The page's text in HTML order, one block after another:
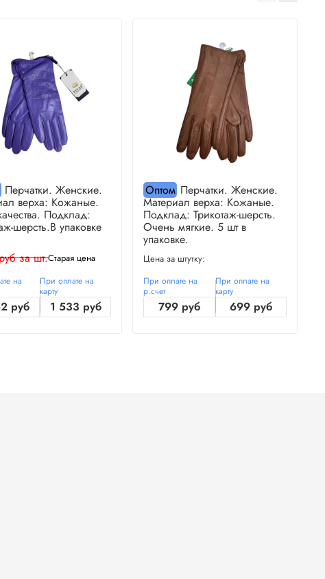
Перчатки. Женские.
верха: Кожаные.
Подклад:
шерсть.В упаковке
за шт.Старая цена
на
руб
При оплате на
карту
1 533 руб
ОптомПерчатки. Женские.
Материал верха: Кожаные.
Подклад: Трикотаж-шерсть.
Очень мягкие. 5 шт в
упаковке.
Цена за штутку:
При оплате на
р.счет
799 руб
При оплате на
карту
699 руб